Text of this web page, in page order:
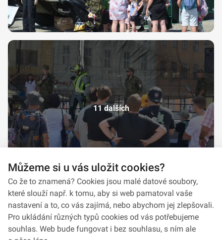
11 dalších
Můžeme si u vás uložit cookies?
Co že to znamená? Cookies jsou malé datové soubory,
které slouží např. k tomu, aby si web pamatoval vaše
nastavení a to, co vás zajímá, nebo abychom jej zlepšovali.
Pro ukládání různých typů cookies od vás potřebujeme
souhlas. Web bude fungovat i bez souhlasu, s ním ale